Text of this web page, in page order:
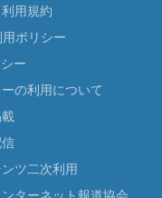
用規約
ポリシー
ー
の利用について
ツ二次利用
ターネット報道協会